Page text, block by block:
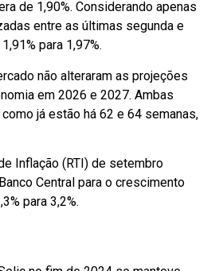
de 1,90%. Considerando apenas
entre as últimas segunda e
para 1,97%.
não alteraram as projeções
em 2026 e 2027. Ambas
já estão há 62 e 64 semanas,
Inflação (RTI) de setembro
Central para o crescimento
para 3,2%.